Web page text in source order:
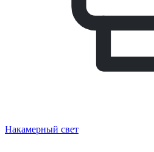
Накамерный свет